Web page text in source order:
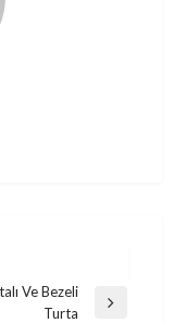
Ve Bezeli
Turta